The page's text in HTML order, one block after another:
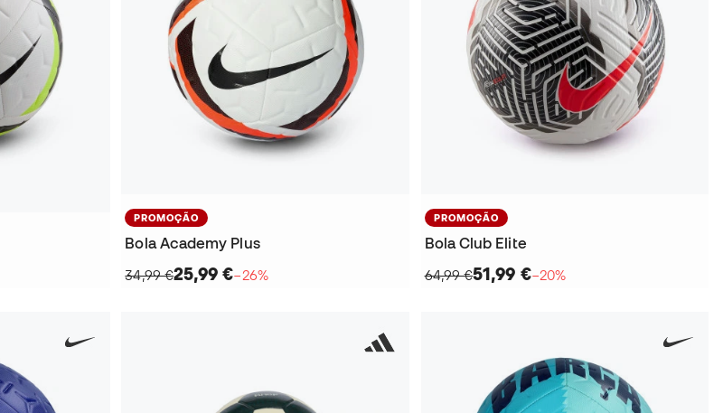
PROMOÇÃO
Bola Academy Plus
34,99 €25,99 €−26%
PROMOÇÃO
Bola Club Elite
64,99 €51,99 €−20%